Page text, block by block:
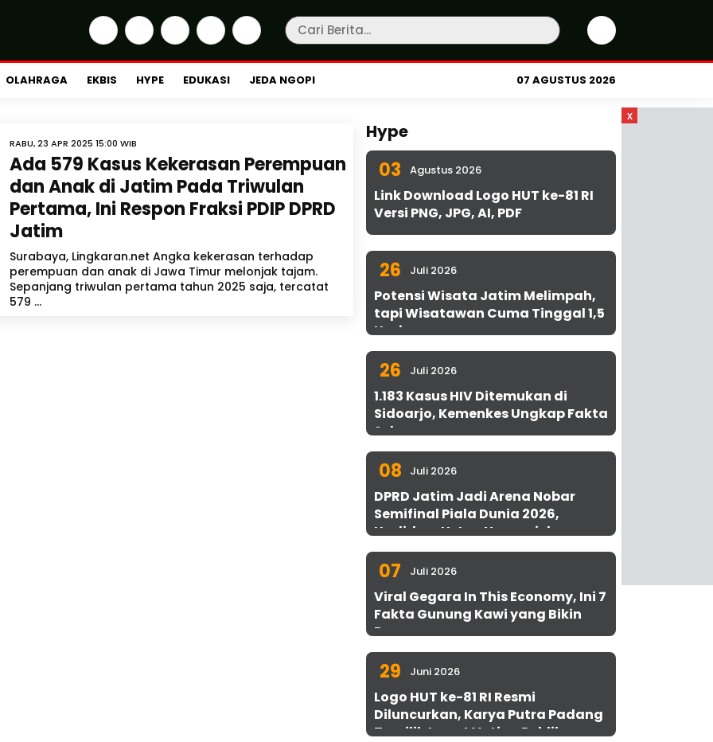
OLAHRAGA EKBIS HYPE EDUKASI JEDA NGOPI 07 AGUSTUS 2026
x
RABU, 23 APR 2025 15:00 WIB
Ada 579 Kasus Kekerasan Perempuan
dan Anak di Jatim Pada Triwulan
Pertama, Ini Respon Fraksi PDIP DPRD
Jatim
Surabaya, Lingkaran.net Angka kekerasan terhadap
perempuan dan anak di Jawa Timur melonjak tajam.
Sepanjang triwulan pertama tahun 2025 saja, tercatat
579 ...
Hype
03 Agustus 2026
Link Download Logo HUT ke-81 RI
Versi PNG, JPG, AI, PDF
26 Juli 2026
Potensi Wisata Jatim Melimpah,
tapi Wisatawan Cuma Tinggal 1,5
Hari
26 Juli 2026
1.183 Kasus HIV Ditemukan di
Sidoarjo, Kemenkes Ungkap Fakta
Sebenarnya
08 Juli 2026
DPRD Jatim Jadi Arena Nobar
Semifinal Piala Dunia 2026,
Hadirkan Uston Nawawi dan
UMKM Gratis untuk 1.000 Warga
07 Juli 2026
Viral Gegara In This Economy, Ini 7
Fakta Gunung Kawi yang Bikin
Penasaran
29 Juni 2026
Logo HUT ke-81 RI Resmi
Diluncurkan, Karya Putra Padang
Terpilih Lewat Voting Publik